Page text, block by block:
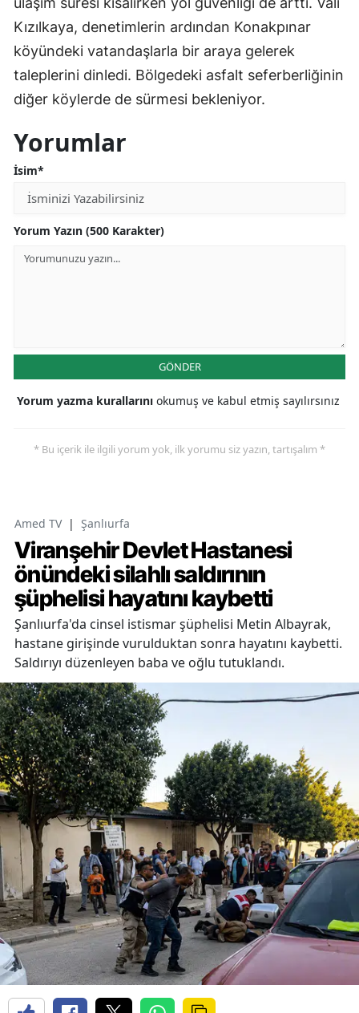
Kızılkaya, denetimlerin ardından Konakpınar
köyündeki vatandaşlarla bir araya gelerek
taleplerini dinledi. Bölgedeki asfalt seferberliğinin
diğer köylerde de sürmesi bekleniyor.
Yorumlar
İsim*
Yorum Yazın (500 Karakter)
GÖNDER
Yorum yazma kurallarını okumuş ve kabul etmiş sayılırsınız
* Bu içerik ile ilgili yorum yok, ilk yorumu siz yazın, tartışalım *
Amed TV | Şanlıurfa
Viranşehir Devlet Hastanesi
önündeki silahlı saldırının
şüphelisi hayatını kaybetti
Şanlıurfa'da cinsel istismar şüphelisi Metin Albayrak,
hastane girişinde vurulduktan sonra hayatını kaybetti.
Saldırıyı düzenleyen baba ve oğlu tutuklandı.